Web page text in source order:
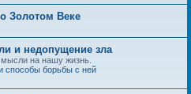
Золотом Веке
и недопущение зла
на нашу жизнь.
способы борьбы с ней